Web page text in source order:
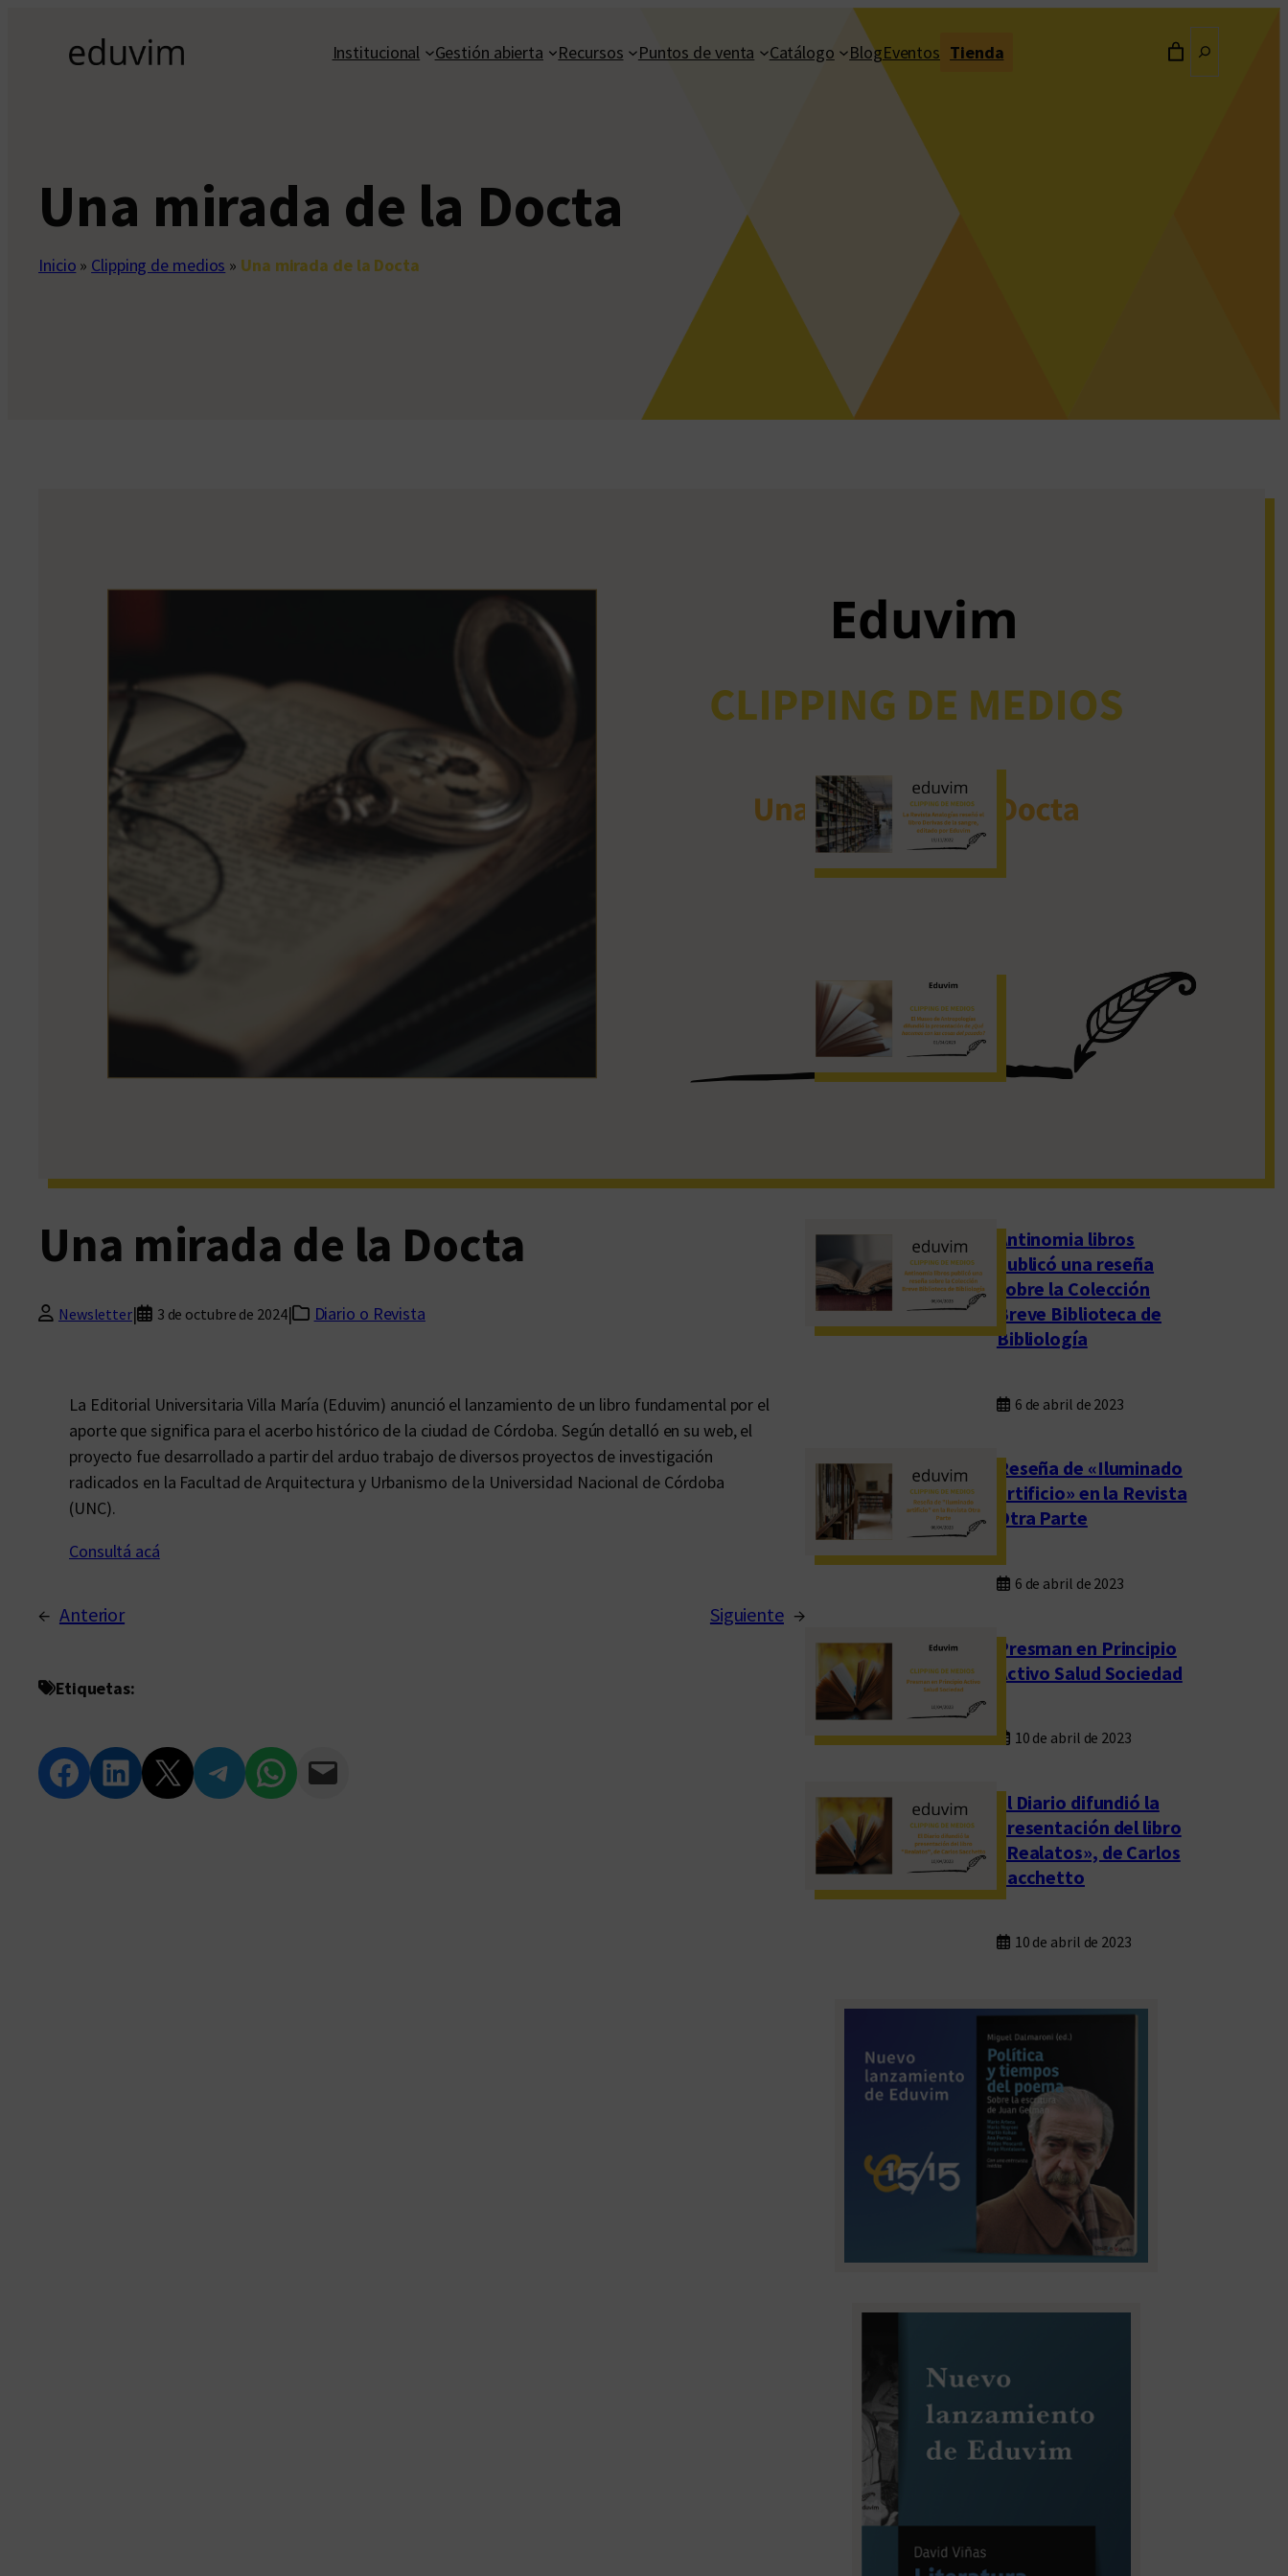
contenido
Institucional Gestión abierta Recursos Puntos de venta Catálogo BlogEventos Tienda
Una mirada de la Docta
Inicio » Clipping de medios » Una mirada de la Docta
Una mirada de la Docta
Newsletter| 3 de octubre de 2024| Diario o Revista
La Editorial Universitaria Villa María (Eduvim) anunció el lanzamiento de un libro fundamental por el
aporte que significa para el acerbo histórico de la ciudad de Córdoba. Según detalló en su web, el
proyecto fue desarrollado a partir del arduo trabajo de diversos proyectos de investigación
radicados en la Facultad de Arquitectura y Urbanismo de la Universidad Nacional de Córdoba
(UNC).
Consultá acá
← Anterior Siguiente →
Etiquetas:
Compartir en Facebook Compartir en LinkedIn Compartir en Twitter Compartir en Telegram Compartir en WhatsApp Compartir vía Email
Antiguos clipping de
medios
reseñó el libro Derivas
Antropologías
presentación de
«¿Qué hacemos con
1 de abril de 2023
Antinomia libros
publicó una reseña
sobre la Colección
Breve Biblioteca de
Bibliología
6 de abril de 2023
Reseña de «Iluminado
artificio» en la Revista
Otra Parte
6 de abril de 2023
Presman en Principio
Activo Salud Sociedad
10 de abril de 2023
El Diario difundió la
presentación del libro
«Realatos», de Carlos
Sacchetto
10 de abril de 2023